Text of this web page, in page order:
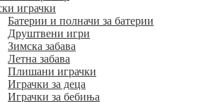
играчки
Батерии и полначи за батерии
Друштвени игри
Зимска забава
Летна забава
Плишани играчки
Играчки за деца
Играчки за бебиња